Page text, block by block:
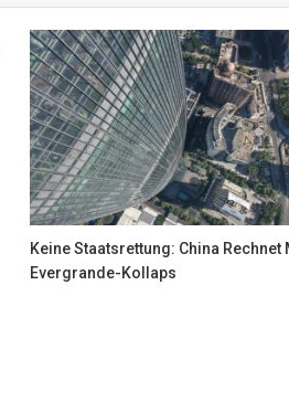
Keine Staatsrettung: China Rechnet
Evergrande-Kollaps